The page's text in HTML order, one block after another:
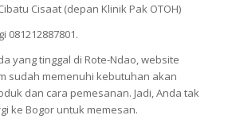
Cisaat (depan Klinik Pak OTOH)
081212887801.
yang tinggal di Rote-Ndao, website
sudah memenuhi kebutuhan akan
dan cara pemesanan. Jadi, Anda tak
ke Bogor untuk memesan.